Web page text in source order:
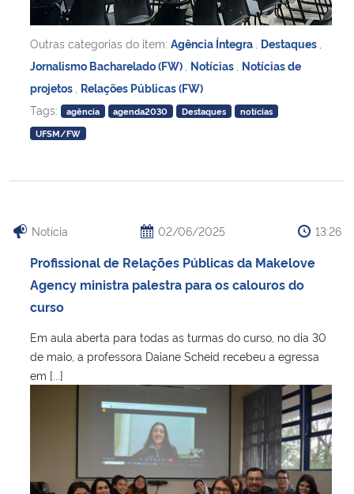
Outras categorias do item: Agência Íntegra Destaques
Jornalismo Bacharelado (FW) Notícias Notícias de
projetos Relações Públicas (FW)
Tags:
agência agenda2030 Destaques
notícias
UFSM/FW
Notícia 02/06/2025 13:26
Profissional de Relações Públicas da Makelove
Agency ministra palestra para os calouros do
curso
Em aula aberta para todas as turmas do curso, no dia 30
de maio, a professora Daiane Scheid recebeu a egressa
em [...]